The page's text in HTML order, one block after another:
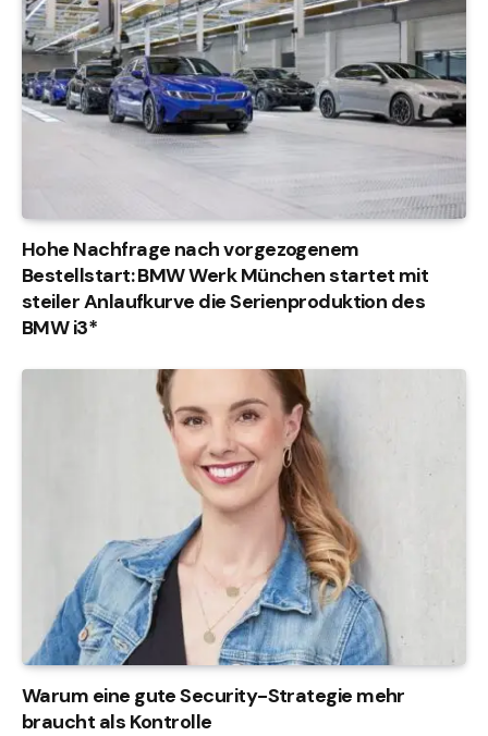
Hohe Nachfrage nach vorgezogenem
Bestellstart: BMW Werk München startet mit
steiler Anlaufkurve die Serienproduktion des
BMW i3*
Warum eine gute Security-Strategie mehr
braucht als Kontrolle